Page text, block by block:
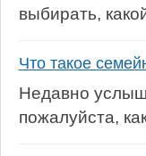
выбирать,
Что такое
Недавно
пожалуйста,